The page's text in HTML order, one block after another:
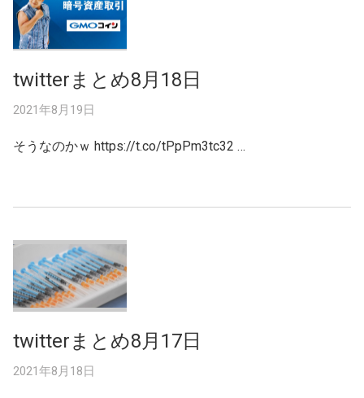
twitterまとめ8月18日
2021年8月19日
そうなのかｗ https://t.co/tPpPm3tc32 …
twitterまとめ8月17日
2021年8月18日